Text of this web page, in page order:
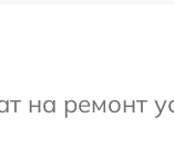
на ремонт